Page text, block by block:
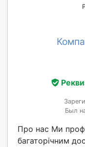
Был
Про нас Ми
багаторічним